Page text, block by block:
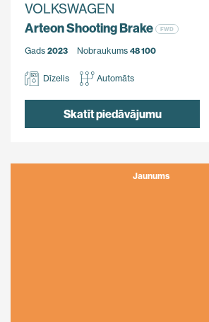
VOLKSWAGEN
Arteon Shooting Brake
FWD
Gads 2023 Nobraukums 48 100
Dīzelis Automāts
Skatīt piedāvājumu
Jaunums